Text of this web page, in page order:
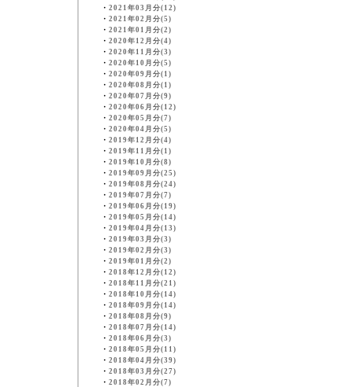
・ 2021年03月分(12)
・ 2021年02月分(5)
・ 2021年01月分(2)
・ 2020年12月分(4)
・ 2020年11月分(3)
・ 2020年10月分(5)
・ 2020年09月分(1)
・ 2020年08月分(1)
・ 2020年07月分(9)
・ 2020年06月分(12)
・ 2020年05月分(7)
・ 2020年04月分(5)
・ 2019年12月分(4)
・ 2019年11月分(1)
・ 2019年10月分(8)
・ 2019年09月分(25)
・ 2019年08月分(24)
・ 2019年07月分(7)
・ 2019年06月分(19)
・ 2019年05月分(14)
・ 2019年04月分(13)
・ 2019年03月分(3)
・ 2019年02月分(3)
・ 2019年01月分(2)
・ 2018年12月分(12)
・ 2018年11月分(21)
・ 2018年10月分(14)
・ 2018年09月分(14)
・ 2018年08月分(9)
・ 2018年07月分(14)
・ 2018年06月分(3)
・ 2018年05月分(11)
・ 2018年04月分(39)
・ 2018年03月分(27)
・ 2018年02月分(7)